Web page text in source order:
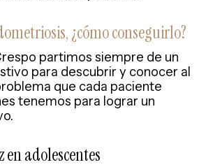
¿cómo conseguirlo?
partimos siempre de un
para descubrir y conocer al
que cada paciente
tenemos para lograr un
en adolescentes